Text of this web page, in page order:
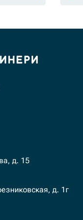
д. 15
д. 1г